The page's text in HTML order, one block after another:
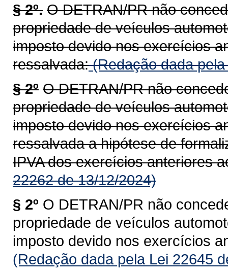
§ 2º. O DETRAN/PR não
propriedade de veículos
imposto devido nos exercícios
ressalvada:(Redação dada
§ 2º O DETRAN/PR não
propriedade de veículos
imposto devido nos exercícios
ressalvada a hipótese de
IPVA dos exercícios anteriores
22262 de 13/12/2024)
§ 2º O DETRAN/PR não
propriedade de veículos
imposto devido nos exercícios
(Redação dada pela Lei 22645